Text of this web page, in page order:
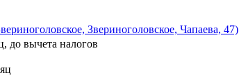
Звериноголовское, Чапаева, 47)
до вычета налогов